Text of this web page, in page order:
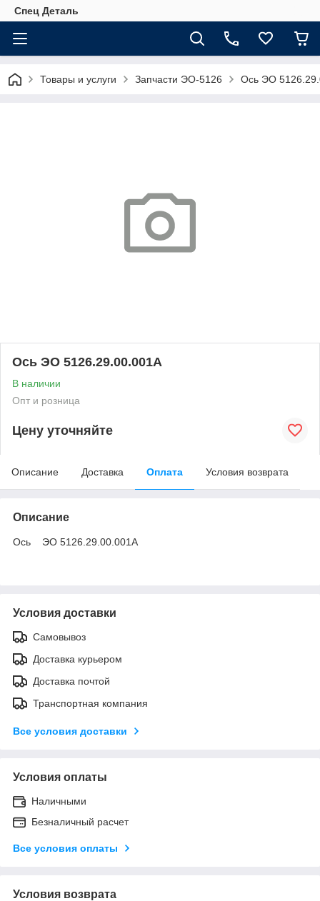
Спец Деталь
Товары и услуги Запчасти ЭО-5126 Ось ЭО
Ось ЭО 5126.29.00.001А
В наличии
Опт и розница
Цену уточняйте
Описание Доставка Оплата Условия возврата
Описание
Ось ЭО 5126.29.00.001А
Условия доставки
Самовывоз
Доставка курьером
Доставка почтой
Транспортная компания
Все условия доставки
Условия оплаты
Наличными
Безналичный расчет
Все условия оплаты
Условия возврата